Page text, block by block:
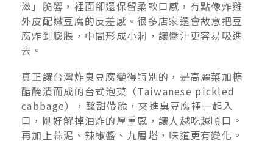
滋」脆響，裡面卻還保留柔軟口感，有點像炸雞
外皮配嫩豆腐的反差感。很多店家還會故意把豆
腐炸到膨脹，中間形成小洞，讓醬汁更容易吸進
去。
真正讓台灣炸臭豆腐變得特別的，是高麗菜加糖
醋醃漬而成的台式泡菜（Taiwanese pickled
cabbage），酸甜帶脆，夾進臭豆腐裡一起入
口，剛好解掉油炸的厚重感，讓人越吃越順口。
再加上蒜泥、辣椒醬、九層塔，味道更有變化。